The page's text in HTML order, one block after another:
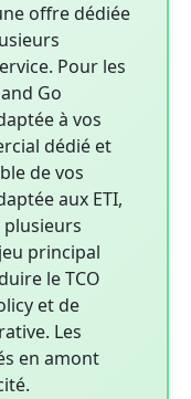
offre dédiée
Pour les
Go
à vos
dédié et
de vos
aux ETI,
plusieurs
principal
le TCO
et de
Les
en amont